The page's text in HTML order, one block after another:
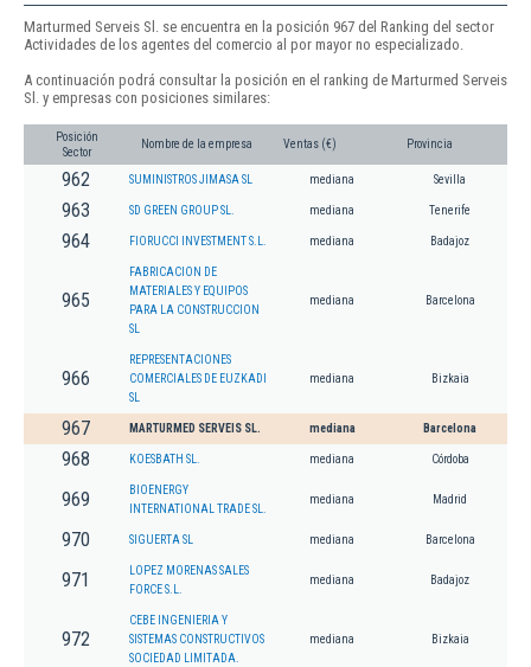
Marturmed Serveis Sl. se encuentra en la posición 967 del Ranking del sector
Actividades de los agentes del comercio al por mayor no especializado.
A continuación podrá consultar la posición en el ranking de Marturmed Serveis
Sl. y empresas con posiciones similares:
Posición
Sector
Nombre de la empresa Ventas (€) Provincia
962 SUMINISTROS JIMASA SL mediana Sevilla
963 SD GREEN GROUP SL. mediana Tenerife
964 FIORUCCI INVESTMENT S.L. mediana Badajoz
965
FABRICACION DE
MATERIALES Y EQUIPOS
PARA LA CONSTRUCCION
SL
mediana Barcelona
966
REPRESENTACIONES
COMERCIALES DE EUZKADI
SL
mediana Bizkaia
967 MARTURMED SERVEIS SL. mediana Barcelona
968 KOESBATH SL. mediana Córdoba
969
BIOENERGY
INTERNATIONAL TRADE SL.
mediana Madrid
970 SIGUERTA SL mediana Barcelona
971
LOPEZ MORENAS SALES
FORCE S.L.
mediana Badajoz
972
CEBE INGENIERIA Y
SISTEMAS CONSTRUCTIVOS
SOCIEDAD LIMITADA.
mediana Bizkaia